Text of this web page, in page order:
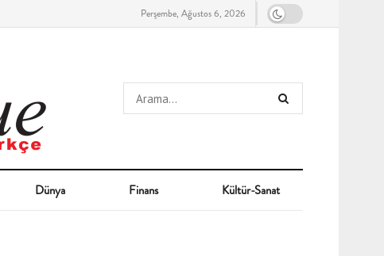
Perşembe, Ağustos 6, 2026
Dünya Finans Kültür-Sanat